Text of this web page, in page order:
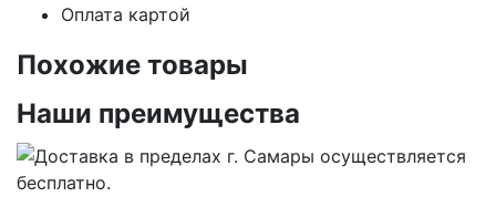
Оплата картой
Похожие товары
Наши преимущества